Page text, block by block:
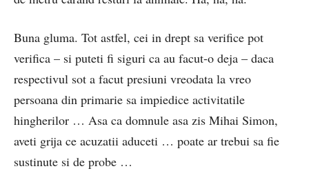
Buna gluma. Tot astfel, cei in drept sa verifice pot
verifica – si puteti fi siguri ca au facut-o deja – daca
respectivul sot a facut presiuni vreodata la vreo
persoana din primarie sa impiedice activitatile
hingherilor … Asa ca domnule asa zis Mihai Simon,
aveti grija ce acuzatii aduceti … poate ar trebui sa fie
sustinute si de probe …